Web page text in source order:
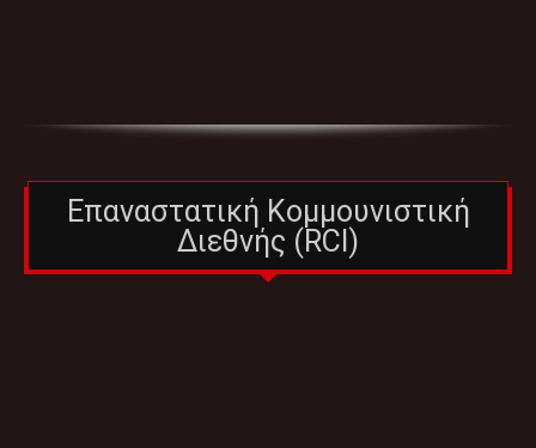
Επαναστατική Κομμουνιστική
Διεθνής (RCI)